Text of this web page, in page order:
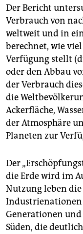
Der Bericht
Verbrauch von
weltweit und in
berechnet, wie
Verfügung stellt
oder den Abbau
der Verbrauch
die
Ackerfläche,
der Atmosphäre
Planeten zur
Der
die Erde wird im
Nutzung leben
Industrienationen
Generationen
Süden, die